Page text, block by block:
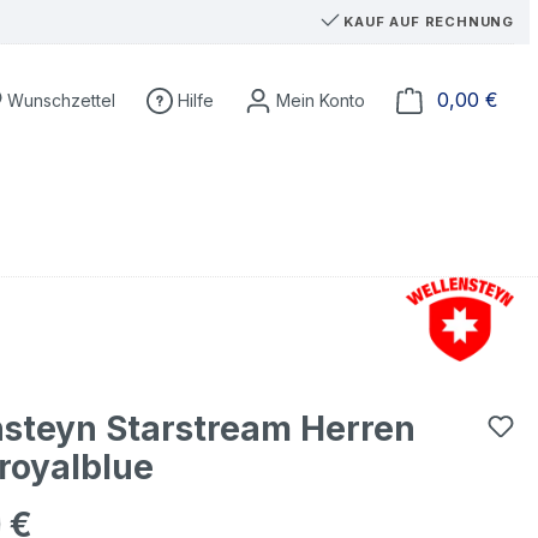
KAUF AUF RECHNUNG
Du hast 0 Produkte auf dem Merkzettel
Wunschzettel Hilfe 0,00 €
Starstream Herren
€